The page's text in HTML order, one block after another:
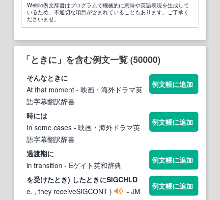
Weblio例文辞書はプログラムで機械的に意味や英語表現を生成して
いるため、不適切な項目が含まれていることもあります。ご了承く
ださいませ。
「ときに」を含む例文一覧 (50000)
そんなときに
At that moment - 映画・海外ドラマ英
語字幕翻訳辞書
例文帳に追加
時には
In some cases - 映画・海外ドラマ英
語字幕翻訳辞書
例文帳に追加
過渡期に
in transition - Eゲイト英和辞典
例文帳に追加
を受けたとき) したときにSIGCHLD
e. , they receiveSIGCONT )
- JM
例文帳に追加